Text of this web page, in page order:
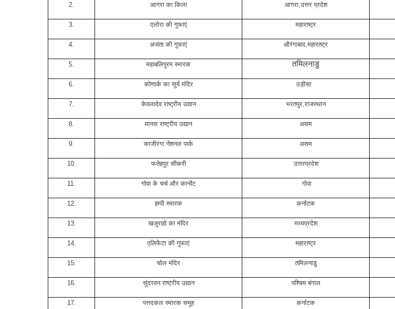
2. आगरा का किला आगरा,उत्तर प्रदेश
3. एलोरा की गुफाएं महाराष्ट्र
4. अजंता की गुफाएं औरंगाबाद,महाराष्ट्र
5. महाबलिपुरम स्मारक तमिलनाडु
6. कोणार्क का सूर्य मंदिर उड़ीसा
7. केवलादेव राष्ट्रीय उद्यान भरतपुर,राजस्थान
8. मानस राष्ट्रीय उद्यान असम
9. काजीरंगा नेशनल पार्क असम
10. फतेहपुर सीकरी उत्तरप्रदेश
11. गोवा के चर्च और कान्वेंट गोवा
12. हम्पी स्मारक कर्नाटक
13. खजुराहो का मंदिर मध्यप्रदेश
14. एलिफेंटा की गुफाएं महाराष्ट्र
15. चोल मंदिर तमिलनाडु
16. सुंदरवन राष्ट्रीय उद्यान पश्चिम बंगाल
17. पत्तदकल स्मारक समूह कर्नाटक